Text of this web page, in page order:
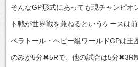
そんなGP形式にあっても現チャンピオ
ト戦が世界戦を兼ねるというケースは
ベラトール・ヘビー級ワールドGPは王
のみが5分✖5Rで、他の試合は5分✖3R